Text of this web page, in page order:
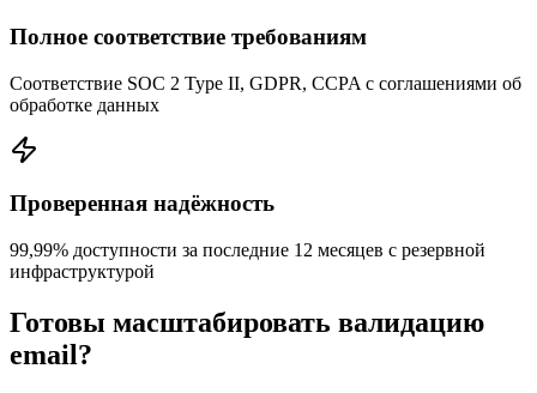
Полное соответствие требованиям
Соответствие SOC 2 Type II, GDPR, CCPA с соглашениями об
обработке данных
Проверенная надёжность
99,99% доступности за последние 12 месяцев с резервной
инфраструктурой
Готовы масштабировать валидацию
email?